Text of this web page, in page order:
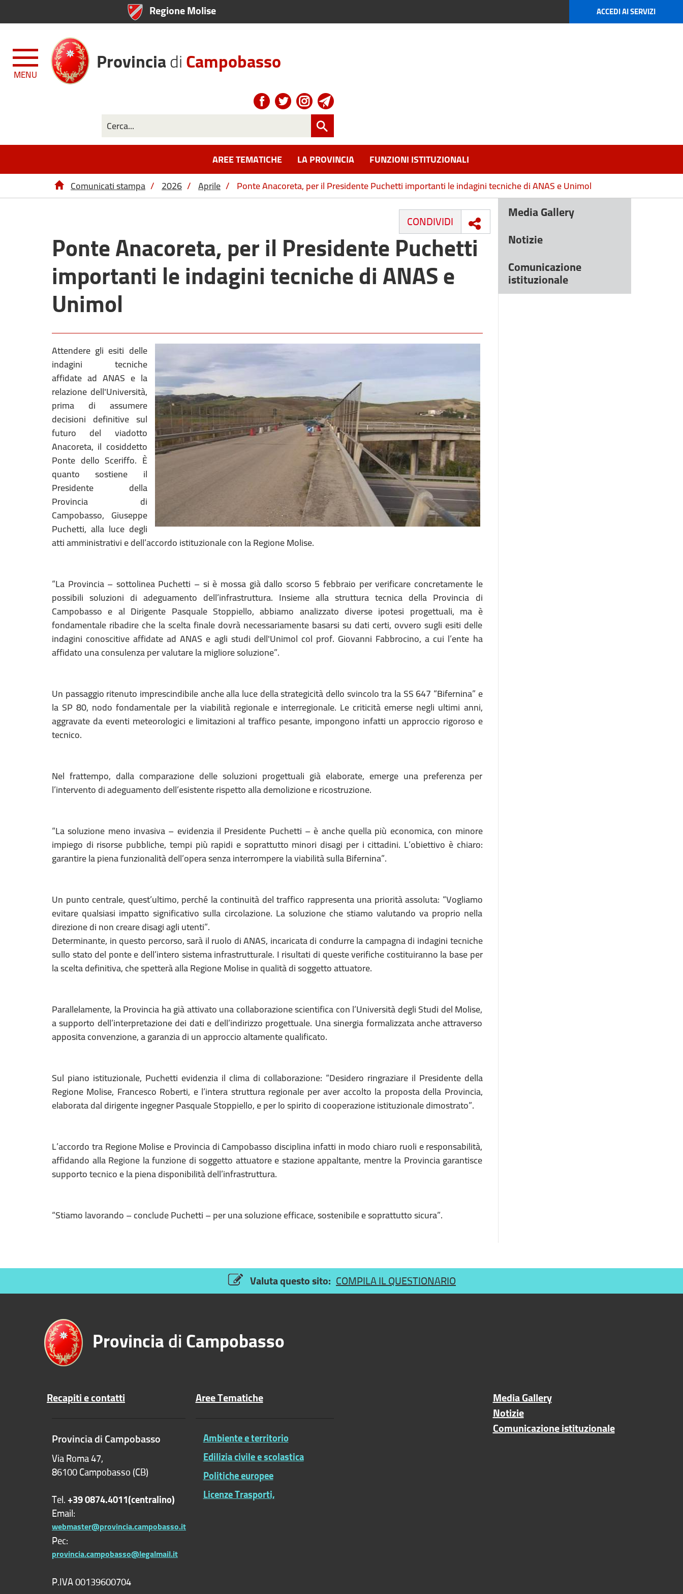
Regione Molise ACCEDI AI SERVIZI
MENU ProvinciadiCampobasso
AREE TEMATICHE LA PROVINCIA
FUNZIONI ISTITUZIONALI
Comunicati stampa / 2026 / Aprile / Ponte Anacoreta, per il Presidente Puchetti importanti le indagini tecniche di ANAS e Unimol
CONDIVIDI
Ponte Anacoreta, per il Presidente Puchetti
importanti le indagini tecniche di ANAS e
Unimol
Attendere gli esiti delle
indagini tecniche
affidate ad ANAS e la
relazione dell'Università,
prima di assumere
decisioni definitive sul
futuro del viadotto
Anacoreta, il cosiddetto
Ponte dello Sceriffo. È
quanto sostiene il
Presidente della
Provincia di
Campobasso, Giuseppe
Puchetti, alla luce degli
atti amministrativi e dell’accordo istituzionale con la Regione Molise.
“La Provincia – sottolinea Puchetti – si è mossa già dallo scorso 5 febbraio per verificare concretamente le
possibili soluzioni di adeguamento dell’infrastruttura. Insieme alla struttura tecnica della Provincia di
Campobasso e al Dirigente Pasquale Stoppiello, abbiamo analizzato diverse ipotesi progettuali, ma è
fondamentale ribadire che la scelta finale dovrà necessariamente basarsi su dati certi, ovvero sugli esiti delle
indagini conoscitive affidate ad ANAS e agli studi dell'Unimol col prof. Giovanni Fabbrocino, a cui l’ente ha
affidato una consulenza per valutare la migliore soluzione”.
Un passaggio ritenuto imprescindibile anche alla luce della strategicità dello svincolo tra la SS 647 “Bifernina” e
la SP 80, nodo fondamentale per la viabilità regionale e interregionale. Le criticità emerse negli ultimi anni,
aggravate da eventi meteorologici e limitazioni al traffico pesante, impongono infatti un approccio rigoroso e
tecnico.
Nel frattempo, dalla comparazione delle soluzioni progettuali già elaborate, emerge una preferenza per
l’intervento di adeguamento dell’esistente rispetto alla demolizione e ricostruzione.
“La soluzione meno invasiva – evidenzia il Presidente Puchetti – è anche quella più economica, con minore
impiego di risorse pubbliche, tempi più rapidi e soprattutto minori disagi per i cittadini. L’obiettivo è chiaro:
garantire la piena funzionalità dell’opera senza interrompere la viabilità sulla Bifernina”.
Un punto centrale, quest’ultimo, perché la continuità del traffico rappresenta una priorità assoluta: “Vogliamo
evitare qualsiasi impatto significativo sulla circolazione. La soluzione che stiamo valutando va proprio nella
direzione di non creare disagi agli utenti”.
Determinante, in questo percorso, sarà il ruolo di ANAS, incaricata di condurre la campagna di indagini tecniche
sullo stato del ponte e dell’intero sistema infrastrutturale. I risultati di queste verifiche costituiranno la base per
la scelta definitiva, che spetterà alla Regione Molise in qualità di soggetto attuatore.
Parallelamente, la Provincia ha già attivato una collaborazione scientifica con l’Università degli Studi del Molise,
a supporto dell’interpretazione dei dati e dell’indirizzo progettuale. Una sinergia formalizzata anche attraverso
apposita convenzione, a garanzia di un approccio altamente qualificato.
Sul piano istituzionale, Puchetti evidenzia il clima di collaborazione: “Desidero ringraziare il Presidente della
Regione Molise, Francesco Roberti, e l’intera struttura regionale per aver accolto la proposta della Provincia,
elaborata dal dirigente ingegner Pasquale Stoppiello, e per lo spirito di cooperazione istituzionale dimostrato”.
L’accordo tra Regione Molise e Provincia di Campobasso disciplina infatti in modo chiaro ruoli e responsabilità,
affidando alla Regione la funzione di soggetto attuatore e stazione appaltante, mentre la Provincia garantisce
supporto tecnico e la piena disponibilità dell’infrastruttura.
“Stiamo lavorando – conclude Puchetti – per una soluzione efficace, sostenibile e soprattutto sicura”.
Media Gallery
Notizie
Comunicazione
istituzionale
Valuta questo sito: COMPILA IL QUESTIONARIO
ProvinciadiCampobasso
Recapiti e contatti
Provincia di Campobasso
Via Roma 47,
86100 Campobasso (CB)
Tel.+39 0874.4011(centralino)
Email:
webmaster@provincia.campobasso.it
Pec:
provincia.campobasso@legalmail.it
P.IVA 00139600704
Aree Tematiche
Ambiente e territorio
Edilizia civile e scolastica
Politiche europee
Licenze Trasporti,
Media Gallery
Notizie
Comunicazione istituzionale